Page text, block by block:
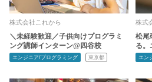
株式会社これから
＼未経験歓迎／子供向けプログラミ
ング講師インターン@四谷校
エンジニア/プログラミング 東京都
株式
松尾
る。
エン